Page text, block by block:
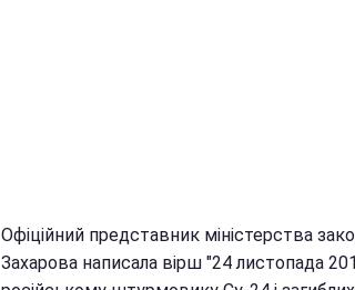
Офіційний представник міністерства
Захарова написала вірш "24 листопада